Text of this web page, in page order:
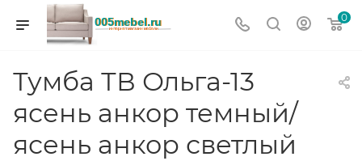
0
Тумба ТВ Ольга-13
ясень анкор темный/
ясень анкор светлый